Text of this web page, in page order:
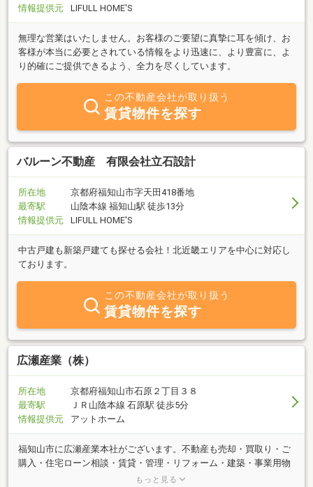
情報提供元
LIFULL HOME'S
無理な営業はいたしません。お客様のご要望に真摯に耳を傾け、お
客様が本当に必要とされている情報をより迅速に、より豊富に、よ
り的確にご提供できるよう、全力を尽くしています。
この不動産会社が取り扱う
賃貸物件を探す
バルーン不動産 有限会社立石設計
所在地
京都府福知山市字天田418番地
最寄駅
山陰本線 福知山駅 徒歩13分
情報提供元
LIFULL HOME'S
中古戸建も新築戸建ても探せる会社！北近畿エリアを中心に対応し
ております。
この不動産会社が取り扱う
賃貸物件を探す
広瀬産業（株）
所在地
京都府福知山市石原２丁目３８
最寄駅
ＪＲ山陰本線 石原駅 徒歩5分
情報提供元
アットホーム
福知山市に広瀬産業本社がございます。不動産も売却・買取り・ご
購入・住宅ローン相談・賃貸・管理・リフォーム・建築・事業用物
件・についてなど、弊社スタッフがお客様お一人お一人ににとこと
もっと見る